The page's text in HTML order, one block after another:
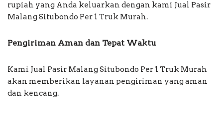
rupiah yang Anda keluarkan dengan kami Jual Pasir
Malang Situbondo Per 1 Truk Murah.
Pengiriman Aman dan Tepat Waktu
Kami Jual Pasir Malang Situbondo Per 1 Truk Murah
akan memberikan layanan pengiriman yang aman
dan kencang.